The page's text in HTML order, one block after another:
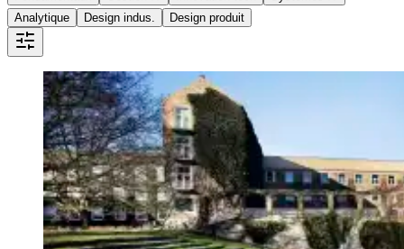
Analytique
Design indus. Design produit